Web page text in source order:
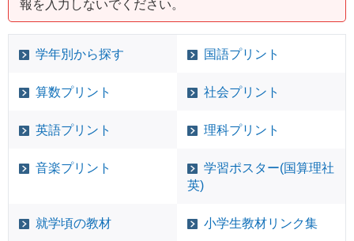
報を入力しないでください。
学年別から探す 国語プリント
算数プリント 社会プリント
英語プリント 理科プリント
音楽プリント
学習ポスター(国算理社
英)
就学頃の教材 小学生教材リンク集